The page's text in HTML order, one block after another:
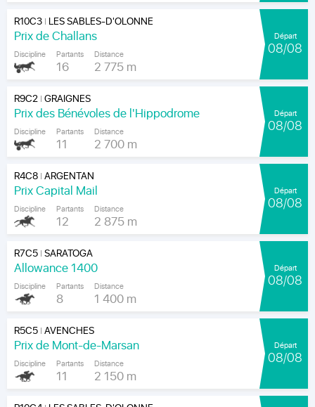
R10C3| LES SABLES-D'OLONNE
Prix de Challans
Discipline Partants
16
Distance
2 775 m
Départ
08/08
R9C2|GRAIGNES
Prix des Bénévoles de l'Hippodrome
Discipline Partants
11
Distance
2 700 m
Départ
08/08
R4C8|ARGENTAN
Prix Capital Mail
Discipline Partants
12
Distance
2 875 m
Départ
08/08
R7C5|SARATOGA
Allowance 1400
Discipline Partants
8
Distance
1 400 m
Départ
08/08
R5C5|AVENCHES
Prix de Mont-de-Marsan
Discipline Partants
11
Distance
2 150 m
Départ
08/08